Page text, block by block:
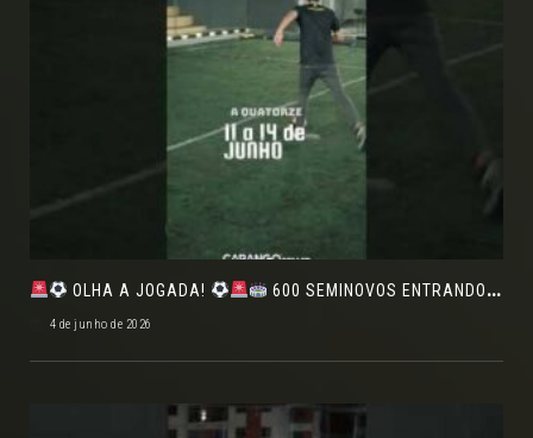
OLHA A JOGADA! 600 SEMINOVOS ENTRANDO EM CAMPO NO FEIRÃO DE VERDADE!
4 de junho de 2026